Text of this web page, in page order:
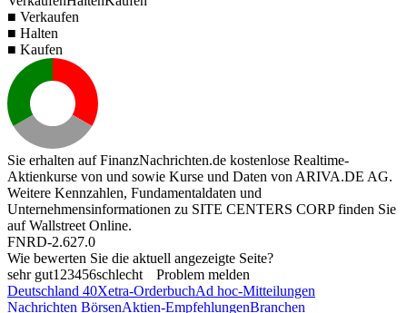
■ Verkaufen
■ Halten
■ Kaufen
Sie erhalten auf FinanzNachrichten.de kostenlose Realtime-
Aktienkurse von und sowie Kurse und Daten von ARIVA.DE AG.
Weitere Kennzahlen, Fundamentaldaten und
Unternehmensinformationen zu SITE CENTERS CORP finden Sie
aufWallstreet Online.
FNRD-2.627.0
Wie bewerten Sie die aktuell angezeigte Seite?
sehr gut1 23456schlecht
Problem melden
Deutschland 40Xetra-OrderbuchAd hoc-Mitteilungen
Nachrichten BörsenAktien-EmpfehlungenBranchen